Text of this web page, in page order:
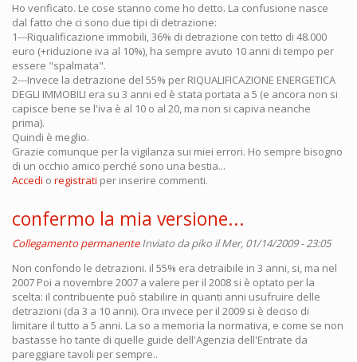
Ho verificato. Le cose stanno come ho detto. La confusione nasce
dal fatto che ci sono due tipi di detrazione:
1---Riqualificazione immobili, 36% di detrazione con tetto di 48.000
euro (+riduzione iva al 10%), ha sempre avuto 10 anni di tempo per
essere "spalmata".
2---Invece la detrazione del 55% per RIQUALIFICAZIONE ENERGETICA
DEGLI IMMOBILI era su 3 anni ed è stata portata a 5 (e ancora non si
capisce bene se l'iva è al 10 o al 20, ma non si capiva neanche
prima).
Quindi è meglio.
Grazie comunque per la vigilanza sui miei errori. Ho sempre bisogno
di un occhio amico perché sono una bestia...
Accedi o registrati per inserire commenti.
confermo la mia versione...
Collegamento permanente Inviato dapiko il Mer, 01/14/2009 - 23:05
Non confondo le detrazioni. il 55% era detraibile in 3 anni, si, ma nel
2007 Poi a novembre 2007 a valere per il 2008 si è optato per la
scelta: il contribuente può stabilire in quanti anni usufruire delle
detrazioni (da 3 a 10 anni). Ora invece per il 2009 si è deciso di
limitare il tutto a 5 anni. La so a memoria la normativa, e come se non
bastasse ho tante di quelle guide dell'Agenzia dell'Entrate da
pareggiare tavoli per sempre..